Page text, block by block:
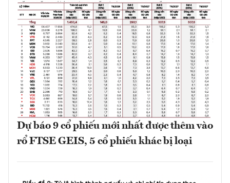
Dự báo 9 cổ phiếu mới nhất được thêm vào
rổ FTSE GEIS, 5 cổ phiếu khác bị loại